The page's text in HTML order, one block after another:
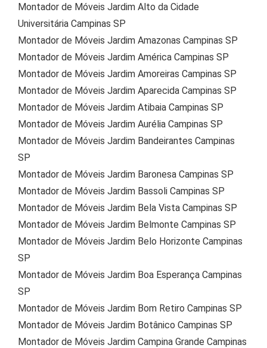
Montador de Móveis Jardim Alto da Cidade
Universitária Campinas SP
Montador de Móveis Jardim Amazonas Campinas SP
Montador de Móveis Jardim América Campinas SP
Montador de Móveis Jardim Amoreiras Campinas SP
Montador de Móveis Jardim Aparecida Campinas SP
Montador de Móveis Jardim Atibaia Campinas SP
Montador de Móveis Jardim Aurélia Campinas SP
Montador de Móveis Jardim Bandeirantes Campinas
SP
Montador de Móveis Jardim Baronesa Campinas SP
Montador de Móveis Jardim Bassoli Campinas SP
Montador de Móveis Jardim Bela Vista Campinas SP
Montador de Móveis Jardim Belmonte Campinas SP
Montador de Móveis Jardim Belo Horizonte Campinas
SP
Montador de Móveis Jardim Boa Esperança Campinas
SP
Montador de Móveis Jardim Bom Retiro Campinas SP
Montador de Móveis Jardim Botânico Campinas SP
Montador de Móveis Jardim Campina Grande Campinas